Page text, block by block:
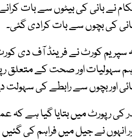
نے بانی کی بیٹوں سے بات
کی بچوں سے بات کرادی گئی۔
سپریم کورٹ نے فرینڈ آف دی
سہولیات اور صحت کے متعلق
اور بچوں سے رابطے کی سہولت
انہوں نے جیل میں فراہم کی